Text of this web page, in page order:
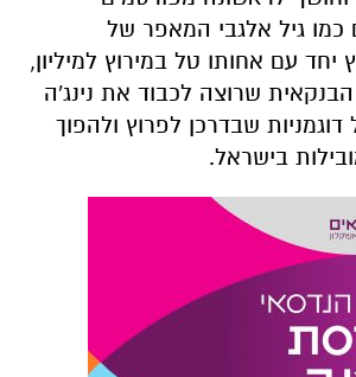
כמו גיל אלגבי המאפר של
עם אחותו טל במירוץ למיליון,
שרוצה לכבוד את נינג'ה
שבדרכן לפרוץ ולהפוך
בישראל.